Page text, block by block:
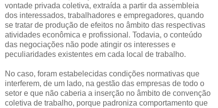
vontade privada coletiva, extraída a partir da assembleia
dos interessados, trabalhadores e empregadores, quando
se tratar de produção de efeitos no âmbito das respectivas
atividades econômica e profissional. Todavia, o conteúdo
das negociações não pode atingir os interesses e
peculiaridades existentes em cada local de trabalho.
No caso, foram estabelecidas condições normativas que
interferem, de um lado, na gestão das empresas de todo o
setor e que não caberia a inserção no âmbito de convenção
coletiva de trabalho, porque padroniza comportamento que